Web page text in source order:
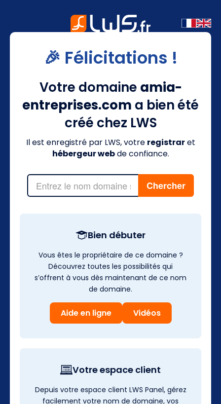
🎉 Félicitations !
Votre domaine amia-
entreprises.com a bien été
créé chez LWS
Il est enregistré par LWS, votre registraret
hébergeur webde confiance.
Bien débuter
Vous êtes le propriétaire de ce domaine ?
Découvrez toutes les possibilités qui
s’offrent à vous dès maintenant de ce nom
de domaine.
Aide en ligne Vidéos
Votre espace client
Depuis votre espace client LWS Panel, gérez
facilement votre nom de domaine, vos